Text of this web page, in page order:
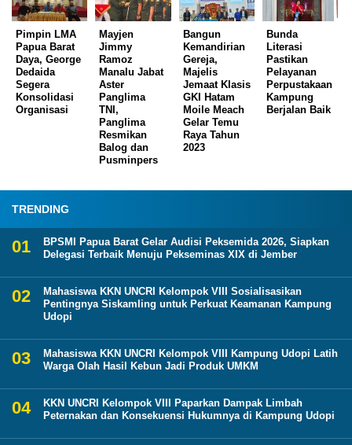
Pimpin LMA
Papua Barat
Daya, George
Dedaida
Segera
Konsolidasi
Organisasi
Mayjen
Jimmy
Ramoz
Manalu Jabat
Aster
Panglima
TNI,
Panglima
Resmikan
Balog dan
Pusminpers
Bangun
Kemandirian
Gereja,
Majelis
Jemaat Klasis
GKI Hatam
Moile Meach
Gelar Temu
Raya Tahun
2023
Bunda
Literasi
Pastikan
Pelayanan
Perpustakaan
Kampung
Berjalan Baik
TRENDING
BPSMI Papua Barat Gelar Audisi Peksemida 2026, Siapkan
Delegasi Terbaik Menuju Pekseminas XIX di Jember
Mahasiswa KKN UNCRI Kelompok VIII Sosialisasikan
Pentingnya Siskamling untuk Perkuat Keamanan Kampung
Udopi
Mahasiswa KKN UNCRI Kelompok VIII Kampung Udopi Latih
Warga Olah Hasil Kebun Jadi Produk UMKM
KKN UNCRI Kelompok VIII Paparkan Dampak Limbah
Peternakan dan Konsekuensi Hukumnya di Kampung Udopi